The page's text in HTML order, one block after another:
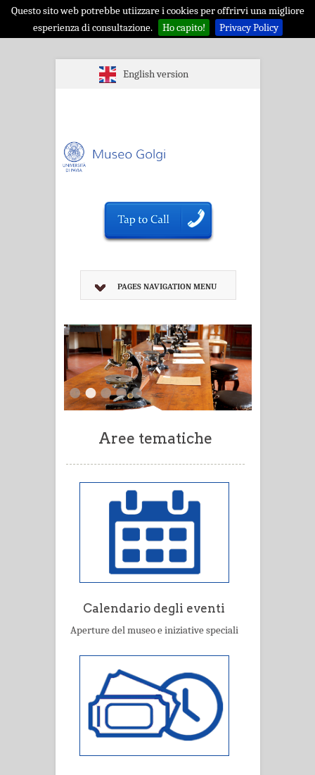
Questo sito web potrebbe utiizzare i cookies per offrirvi una migliore
esperienza di consultazione.
Ho capito! Privacy Policy
English version
PAGES NAVIGATION MENU
Aree tematiche
Calendario degli eventi
Aperture del museo e iniziative speciali